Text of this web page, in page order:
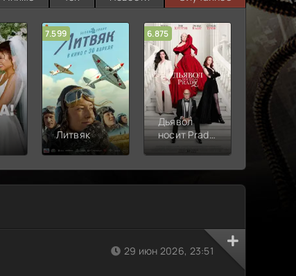
7.599
Литвяк
6.875
Дьявол
носит Prada
2
6.314
29 июн 2026, 23:51